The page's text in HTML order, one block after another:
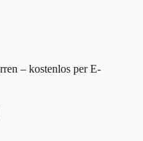
– kostenlos per E-